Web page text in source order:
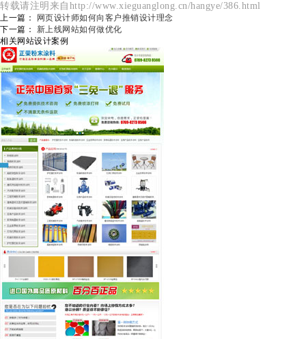
转载请注明来自http://www.xieguanglong.cn/hangye/386.html
上一篇：
网页设计师如何向客户推销设计理念
下一篇： 新上线网站如何做优化
相关网站设计案例